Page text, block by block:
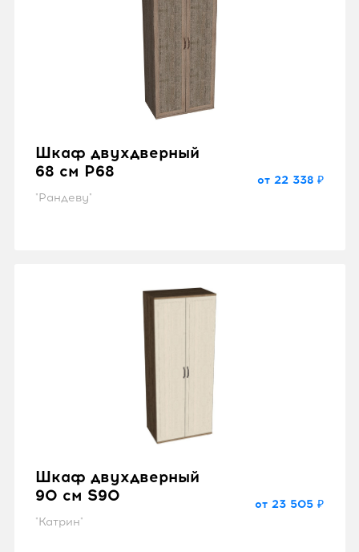
Шкаф двухдверный
68 см P68
"Рандеву"
от 22 338 ₽
Шкаф двухдверный
90 см S90
"Катрин"
от 23 505 ₽